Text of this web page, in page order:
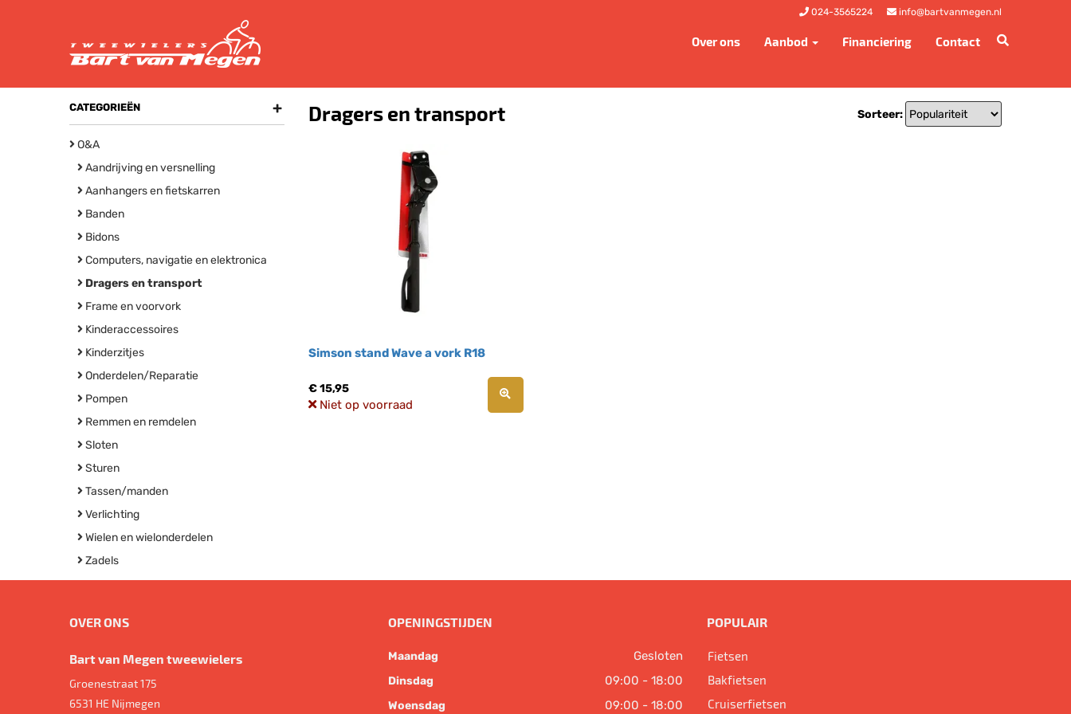
024-3565224 info@bartvanmegen.nl
Over ons Aanbod Financiering Contact
CATEGORIEËN +
O&A
Aandrijving en versnelling
Aanhangers en fietskarren
Banden
Bidons
Computers, navigatie en elektronica
Dragers en transport
Frame en voorvork
Kinderaccessoires
Kinderzitjes
Onderdelen/Reparatie
Pompen
Remmen en remdelen
Sloten
Sturen
Tassen/manden
Verlichting
Wielen en wielonderdelen
Zadels
Dragers en transport Sorteer:
Simson stand Wave a vork R18
€ 15,95
Niet op voorraad
OVER ONS
Bart van Megen tweewielers
Groenestraat 175
6531 HE Nijmegen
OPENINGSTIJDEN
Maandag Gesloten
Dinsdag 09:00 - 18:00
Woensdag 09:00 - 18:00
POPULAIR
Fietsen
Bakfietsen
Cruiserfietsen